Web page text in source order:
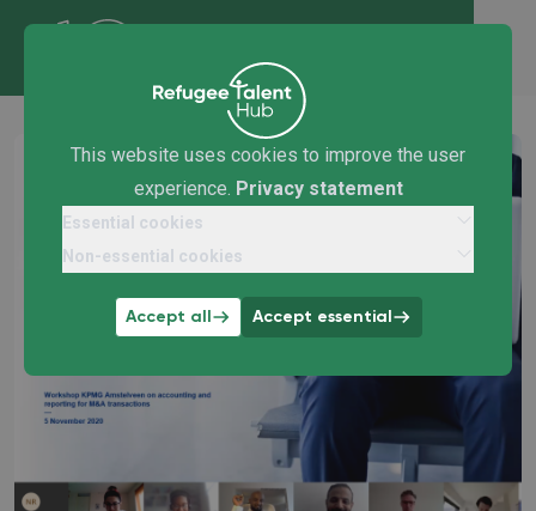
This website uses cookies to improve the user
experience. Privacy statement
Essential cookies
Non-essential cookies
Accept all Accept essential